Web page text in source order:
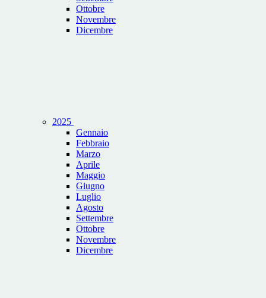
Ottobre
Novembre
Dicembre
2025
Gennaio
Febbraio
Marzo
Aprile
Maggio
Giugno
Luglio
Agosto
Settembre
Ottobre
Novembre
Dicembre